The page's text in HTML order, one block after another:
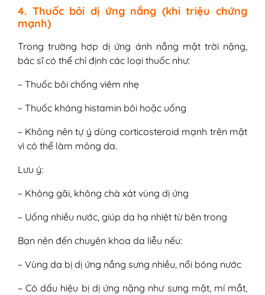
4. Thuốc bôi dị ứng nắng (khi triệu chứng
mạnh)
Trong trường hợp dị ứng ánh nắng mặt trời nặng,
bác sĩ có thể chỉ định các loại thuốc như:
– Thuốc bôi chống viêm nhẹ
– Thuốc kháng histamin bôi hoặc uống
– Không nên tự ý dùng corticosteroid mạnh trên mặt
vì có thể làm mỏng da.
Lưu ý:
– Không gãi, không chà xát vùng dị ứng
– Uống nhiều nước, giúp da hạ nhiệt từ bên trong
Bạn nên đến chuyên khoa da liễu nếu:
– Vùng da bị dị ứng nắng sưng nhiều, nổi bóng nước
– Có dấu hiệu bị dị ứng nặng như sưng mặt, mí mắt,